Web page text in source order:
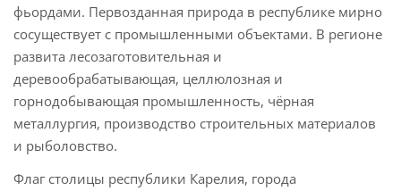
фьордами. Первозданная природа в республике мирно
сосуществует с промышленными объектами. В регионе
развита лесозаготовительная и
деревообрабатывающая, целлюлозная и
горнодобывающая промышленность, чёрная
металлургия, производство строительных материалов
и рыболовство.
Флаг столицы республики Карелия, города